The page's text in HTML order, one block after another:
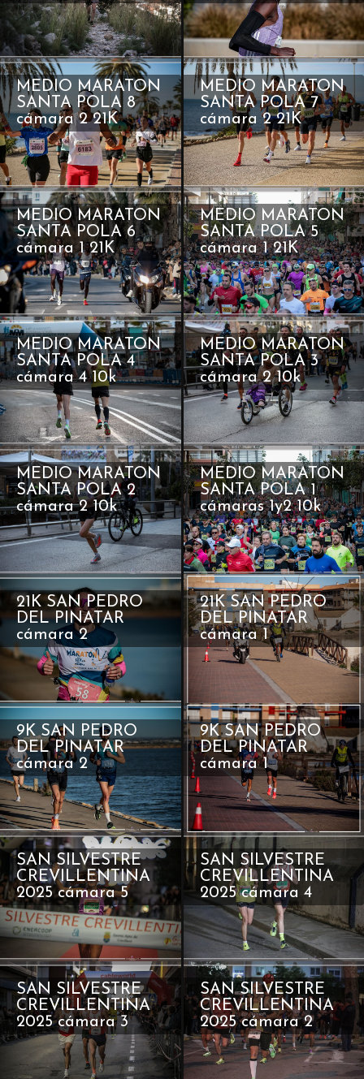
MEDIO MARATON
SANTA POLA 8
cámara 2 21K
MEDIO MARATON
SANTA POLA 7
cámara 2 21K
MEDIO MARATON
SANTA POLA 6
cámara 1 21K
MEDIO MARATON
SANTA POLA 5
cámara 1 21K
MEDIO MARATON
SANTA POLA 4
cámara 4 10k
MEDIO MARATON
SANTA POLA 3
cámara 2 10k
MEDIO MARATON
SANTA POLA 2
cámara 2 10k
MEDIO MARATON
SANTA POLA 1
cámaras 1y2 10k
21K SAN PEDRO
DEL PINATAR
cámara 2
21K SAN PEDRO
DEL PINATAR
cámara 1
9K SAN PEDRO
DEL PINATAR
cámara 2
9K SAN PEDRO
DEL PINATAR
cámara 1
SAN SILVESTRE
CREVILLENTINA
2025 cámara 5
SAN SILVESTRE
CREVILLENTINA
2025 cámara 4
SAN SILVESTRE
CREVILLENTINA
2025 cámara 3
SAN SILVESTRE
CREVILLENTINA
2025 cámara 2